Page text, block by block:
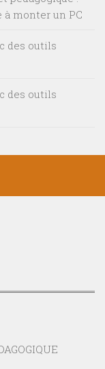
à monter un PC
des outils
des outils